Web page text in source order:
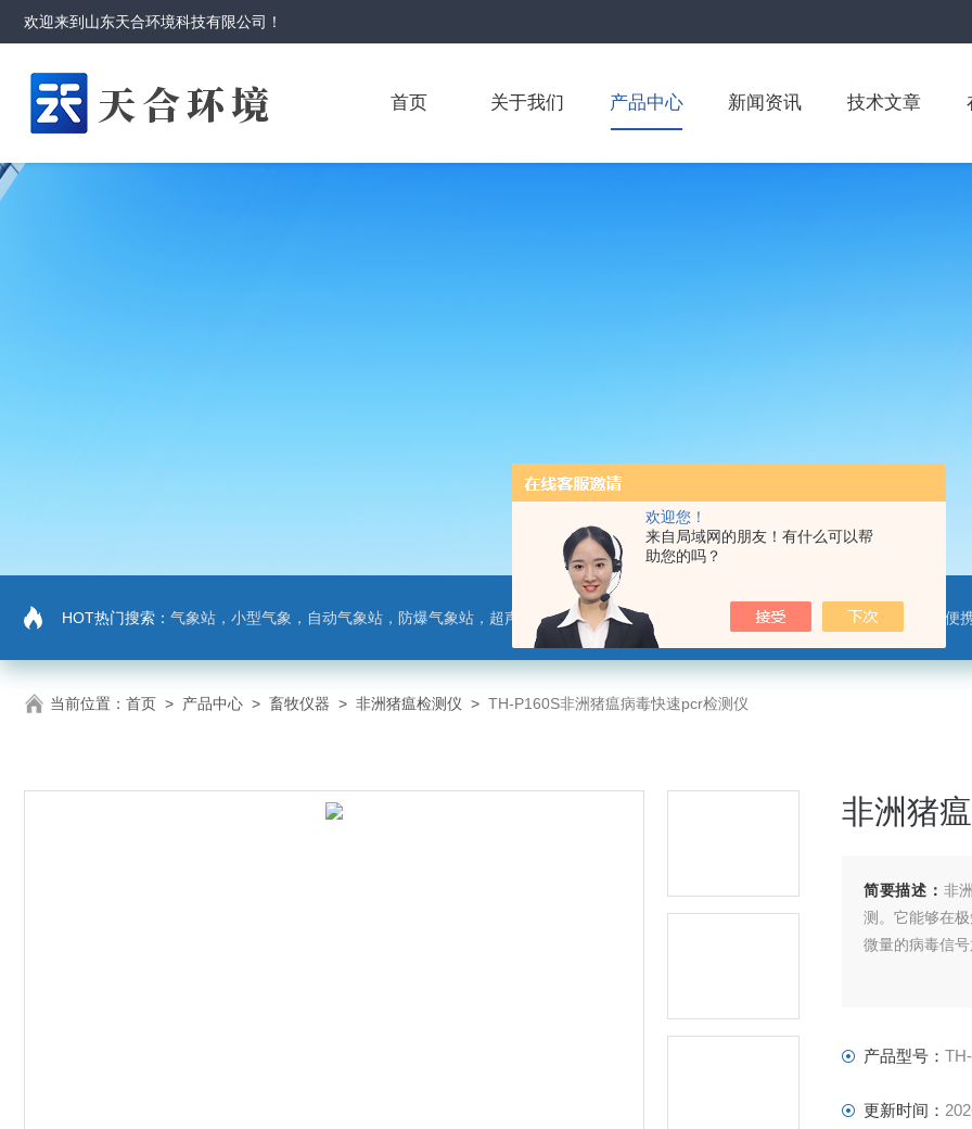
欢迎您！
来自局域网的朋友！有什么可以帮
助您的吗？
欢迎来到 山东天合环境科技有限公司 ！
首页 关于我们 产品中心 新闻资讯 技术文章
HOT热门搜索： 气象站，小型气象，自动气象站，防爆气象站，超声波气象站，土壤墒情监测站，负氧离子监测站，微气象传感器，便携气象站，手持气象站，水位监测站，智慧路灯传感器，智慧农业传感器，非洲猪瘟检测仪，动物疫病
当前位置： 首页 > 产品中心 > 畜牧仪器 > 非洲猪瘟检测仪 > TH-P160S非洲猪瘟病毒快速pcr检测仪
非洲猪
简要描述： 非
测。它能够在
微量的病毒信
产品型号：
更新时间：